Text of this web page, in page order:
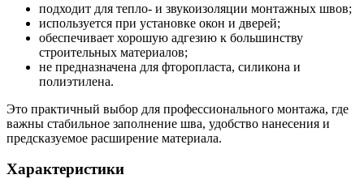
подходит для тепло- и звукоизоляции монтажных швов;
используется при установке окон и дверей;
обеспечивает хорошую адгезию к большинству
строительных материалов;
не предназначена для фторопласта, силикона и
полиэтилена.
Это практичный выбор для профессионального монтажа, где
важны стабильное заполнение шва, удобство нанесения и
предсказуемое расширение материала.
Характеристики